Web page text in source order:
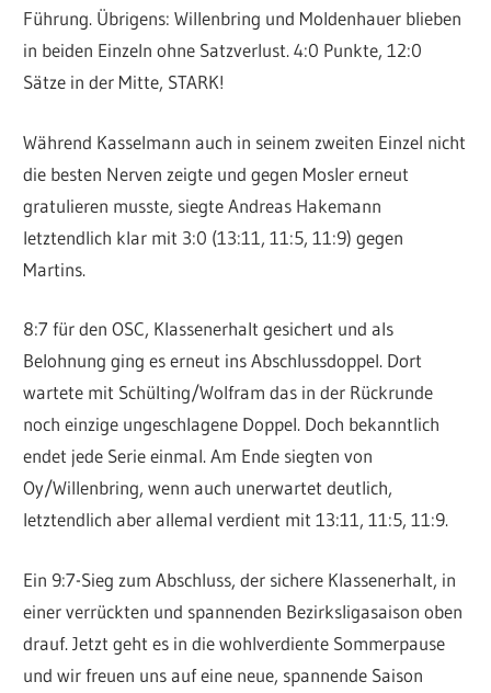
Führung. Übrigens: Willenbring und Moldenhauer blieben
in beiden Einzeln ohne Satzverlust. 4:0 Punkte, 12:0
Sätze in der Mitte, STARK!
Während Kasselmann auch in seinem zweiten Einzel nicht
die besten Nerven zeigte und gegen Mosler erneut
gratulieren musste, siegte Andreas Hakemann
letztendlich klar mit 3:0 (13:11, 11:5, 11:9) gegen
Martins.
8:7 für den OSC, Klassenerhalt gesichert und als
Belohnung ging es erneut ins Abschlussdoppel. Dort
wartete mit Schülting/Wolfram das in der Rückrunde
noch einzige ungeschlagene Doppel. Doch bekanntlich
endet jede Serie einmal. Am Ende siegten von
Oy/Willenbring, wenn auch unerwartet deutlich,
letztendlich aber allemal verdient mit 13:11, 11:5, 11:9.
Ein 9:7-Sieg zum Abschluss, der sichere Klassenerhalt, in
einer verrückten und spannenden Bezirksligasaison oben
drauf. Jetzt geht es in die wohlverdiente Sommerpause
und wir freuen uns auf eine neue, spannende Saison